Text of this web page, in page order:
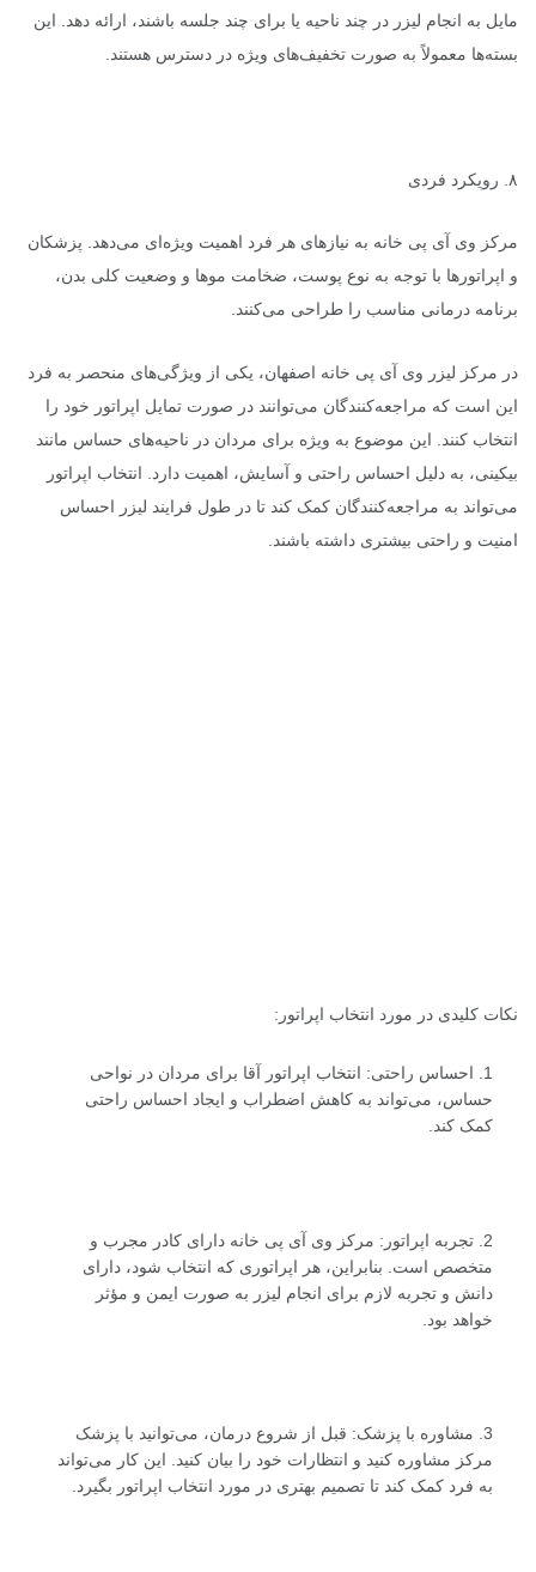
مایل به انجام لیزر در چند ناحیه یا برای چند جلسه باشند، ارائه دهد. این
بسته‌ها معمولاً به صورت تخفیف‌های ویژه در دسترس هستند.
۸. رویکرد فردی
مرکز وی آی پی خانه به نیازهای هر فرد اهمیت ویژه‌ای می‌دهد. پزشکان
و اپراتورها با توجه به نوع پوست، ضخامت موها و وضعیت کلی بدن،
برنامه درمانی مناسب را طراحی می‌کنند.
در مرکز لیزر وی آی پی خانه اصفهان، یکی از ویژگی‌های منحصر به فرد
این است که مراجعه‌کنندگان می‌توانند در صورت تمایل اپراتور خود را
انتخاب کنند. این موضوع به ویژه برای مردان در ناحیه‌های حساس مانند
بیکینی، به دلیل احساس راحتی و آسایش، اهمیت دارد. انتخاب اپراتور
می‌تواند به مراجعه‌کنندگان کمک کند تا در طول فرایند لیزر احساس
امنیت و راحتی بیشتری داشته باشند.
نکات کلیدی در مورد انتخاب اپراتور:
1. احساس راحتی: انتخاب اپراتور آقا برای مردان در نواحی
حساس، می‌تواند به کاهش اضطراب و ایجاد احساس راحتی
کمک کند.
2. تجربه اپراتور: مرکز وی آی پی خانه دارای کادر مجرب و
متخصص است. بنابراین، هر اپراتوری که انتخاب شود، دارای
دانش و تجربه لازم برای انجام لیزر به صورت ایمن و مؤثر
خواهد بود.
3. مشاوره با پزشک: قبل از شروع درمان، می‌توانید با پزشک
مرکز مشاوره کنید و انتظارات خود را بیان کنید. این کار می‌تواند
به فرد کمک کند تا تصمیم بهتری در مورد انتخاب اپراتور بگیرد.